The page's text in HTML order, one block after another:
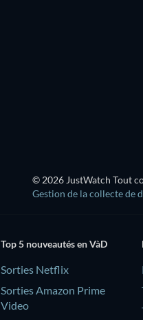
© 2026 JustWatch Tout
Gestion de la collecte de
Top 5 nouveautés en VàD
Sorties Netflix
Sorties Amazon Prime
Video